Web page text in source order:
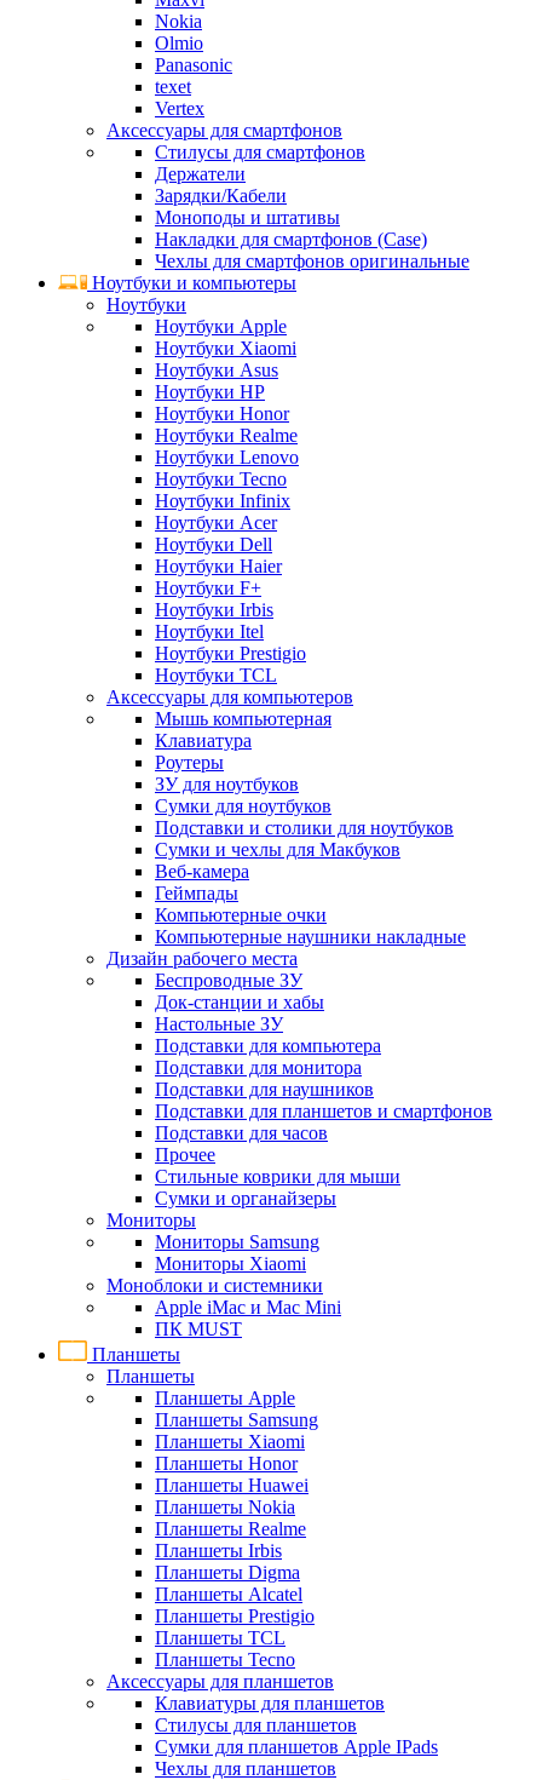
Nokia
Olmio
Panasonic
texet
Vertex
Аксессуары для смартфонов
Стилусы для смартфонов
Держатели
Зарядки/Кабели
Моноподы и штативы
Накладки для смартфонов (Case)
Чехлы для смартфонов оригинальные
Ноутбуки и компьютеры
Ноутбуки
Ноутбуки Apple
Ноутбуки Xiaomi
Ноутбуки Asus
Ноутбуки HP
Ноутбуки Honor
Ноутбуки Realme
Ноутбуки Lenovo
Ноутбуки Tecno
Ноутбуки Infinix
Ноутбуки Acer
Ноутбуки Dell
Ноутбуки Haier
Ноутбуки F+
Ноутбуки Irbis
Ноутбуки Itel
Ноутбуки Prestigio
Ноутбуки TCL
Аксессуары для компьютеров
Мышь компьютерная
Клавиатура
Роутеры
ЗУ для ноутбуков
Сумки для ноутбуков
Подставки и столики для ноутбуков
Сумки и чехлы для Макбуков
Веб-камера
Геймпады
Компьютерные очки
Компьютерные наушники накладные
Дизайн рабочего места
Беспроводные ЗУ
Док-станции и хабы
Настольные ЗУ
Подставки для компьютера
Подставки для монитора
Подставки для наушников
Подставки для планшетов и смартфонов
Подставки для часов
Прочее
Стильные коврики для мыши
Сумки и органайзеры
Мониторы
Мониторы Samsung
Мониторы Xiaomi
Моноблоки и системники
Apple iMac и Mac Mini
ПК MUST
Планшеты
Планшеты
Планшеты Apple
Планшеты Samsung
Планшеты Xiaomi
Планшеты Honor
Планшеты Huawei
Планшеты Nokia
Планшеты Realme
Планшеты Irbis
Планшеты Digma
Планшеты Alcatel
Планшеты Prestigio
Планшеты TCL
Планшеты Tecno
Аксессуары для планшетов
Клавиатуры для планшетов
Стилусы для планшетов
Сумки для планшетов Apple IPads
Чехлы для планшетов